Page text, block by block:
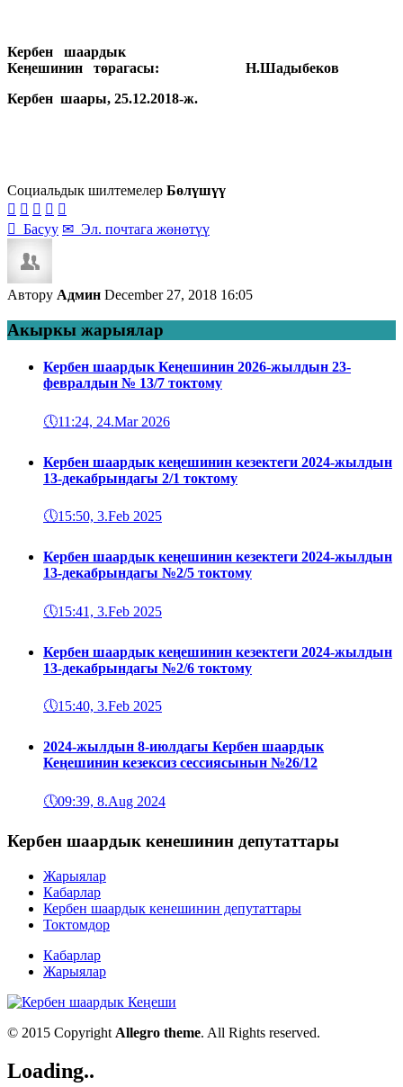
Кербен шаардык
Кеӊешинин төрагасы: Н.Шадыбеков
Кербен шаары, 25.12.2018-ж.
Социальдык шилтемелер Бөлүшүү
    
 Басуу ✉ Эл. почтага жөнөтүү
Автору Админ December 27, 2018 16:05
Акыркы жарыялар
Кербен шаардык Кеңешинин 2026-жылдын 23-
февралдын № 13/7 токтому
🕔11:24, 24.Mar 2026
Кербен шаардык кеңешинин кезектеги 2024-жылдын
13-декабрындагы 2/1 токтому
🕔15:50, 3.Feb 2025
Кербен шаардык кеңешинин кезектеги 2024-жылдын
13-декабрындагы №2/5 токтому
🕔15:41, 3.Feb 2025
Кербен шаардык кеңешинин кезектеги 2024-жылдын
13-декабрындагы №2/6 токтому
🕔15:40, 3.Feb 2025
2024-жылдын 8-июлдагы Кербен шаардык
Кеңешинин кезексиз сессиясынын №26/12
🕔09:39, 8.Aug 2024
Кербен шаардык кенешинин депутаттары
Жарыялар
Кабарлар
Кербен шаардык кенешинин депутаттары
Токтомдор
Кабарлар
Жарыялар
© 2015 Copyright Allegro theme. All Rights reserved.
Loading..